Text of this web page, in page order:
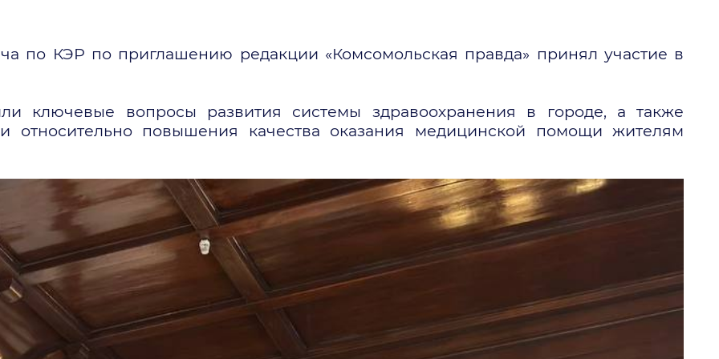
по КЭР по приглашению редакции «Комсомольская правда» принял участие в
ключевые вопросы развития системы здравоохранения в городе, а также
относительно повышения качества оказания медицинской помощи жителям